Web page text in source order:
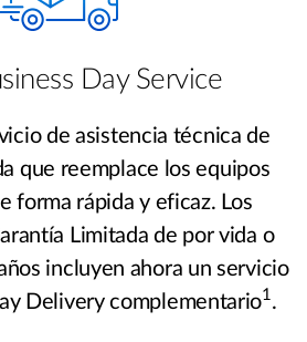
Day Service
de asistencia técnica de
que reemplace los equipos
forma rápida y eficaz. Los
Limitada de por vida o
incluyen ahora un servicio
Delivery complementario1.